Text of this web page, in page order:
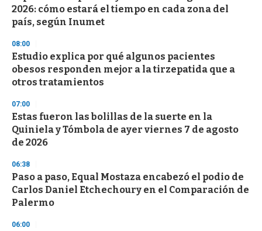
o
f
3
s
e
c
o
n
2026: cómo estará el tiempo en cada zona del
país, según Inumet
08:00
Estudio explica por qué algunos pacientes
obesos responden mejor a la tirzepatida que a
otros tratamientos
07:00
Estas fueron las bolillas de la suerte en la
Quiniela y Tómbola de ayer viernes 7 de agosto
de 2026
06:38
Paso a paso, Equal Mostaza encabezó el podio de
Carlos Daniel Etchechoury en el Comparación de
Palermo
06:00